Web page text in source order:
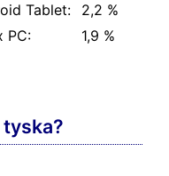
Tablet:
2,2 %
PC:
1,9 %
tyska?